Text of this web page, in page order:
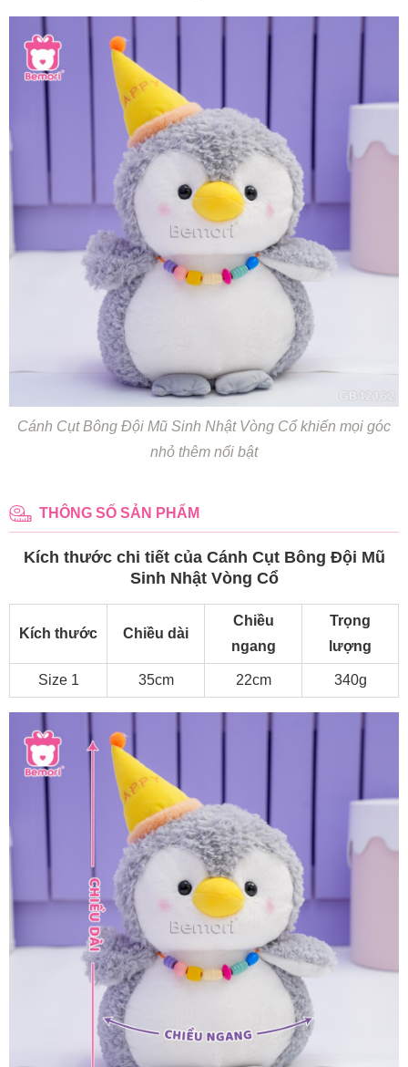
Cánh Cụt Bông Đội Mũ Sinh Nhật Vòng Cổ khiến mọi góc
nhỏ thêm nổi bật
THÔNG SỐ SẢN PHẨM
Kích thước chi tiết của Cánh Cụt Bông Đội Mũ
Sinh Nhật Vòng Cổ
Kích thước Chiều dài
Chiều
ngang
Trọng
lượng
Size 1 35cm 22cm 340g